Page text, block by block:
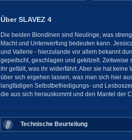
Über SLAVEZ 4
Die beiden Blondinen sind Neulinge, was
Macht und Unterwerfung bedeuten kann.
und Vallerie - hierzulande vor allem bekannt
gepeitscht, geschlagen und gekitzelt.
ihr gefällt, was ihr widerfährt. Aber sie hat
über sich ergehen lassen, was man sich hier
langfädigen Selbstbefriedigungs- und
die aus sich herauskommt und den Mantel der
Technische Beurteilung